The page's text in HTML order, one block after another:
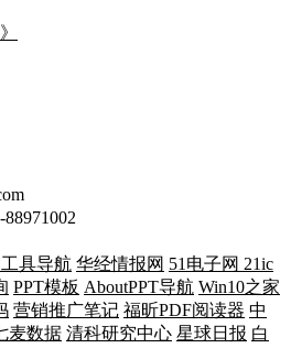
具导航 华经情报网 51电子网 21ic
PPT模板 AboutPPT导航 Win10之家
营销推广笔记 福昕PDF阅读器 中
麦数据 清科研究中心 星球日报 白